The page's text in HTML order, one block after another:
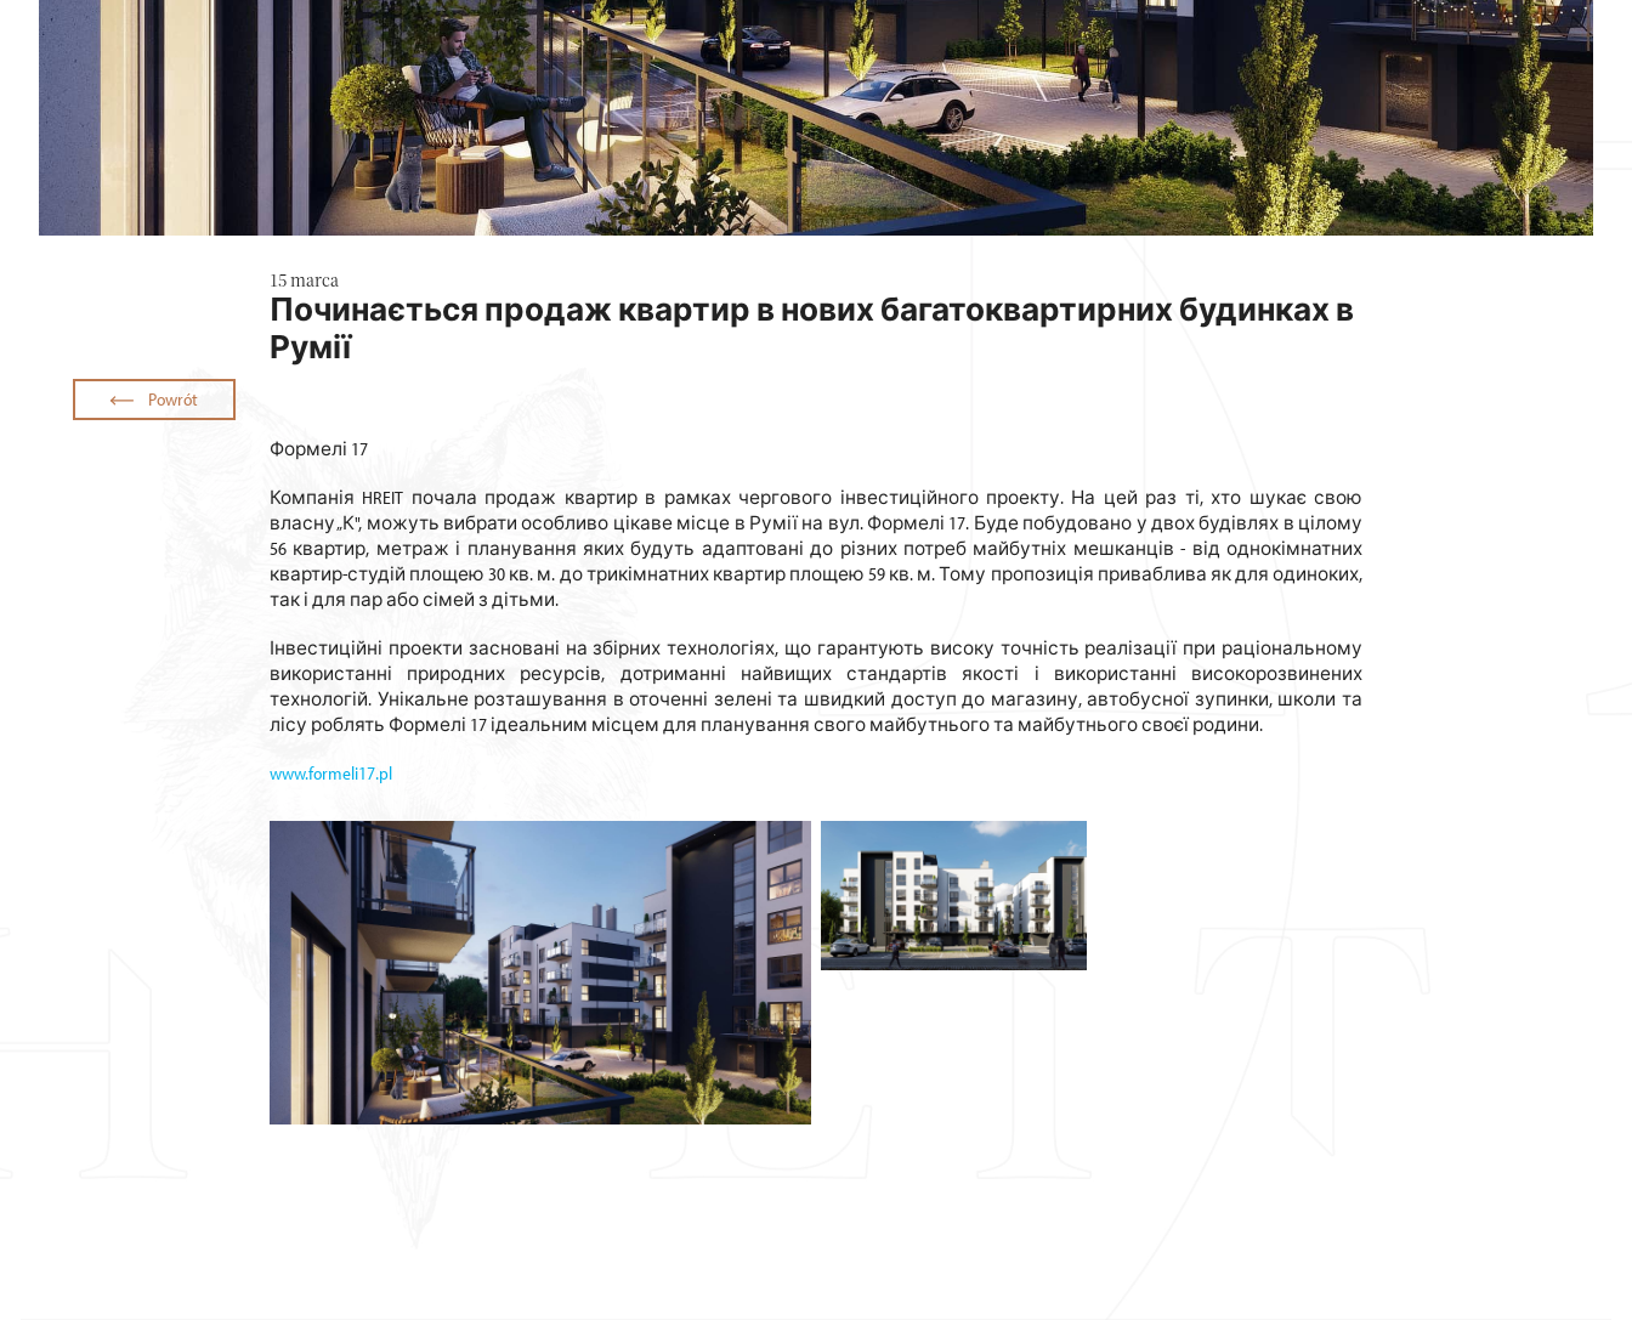
15 marca
Починається продаж квартир в нових багатоквартирних будинках в
Румії
Powrót
Формелі 17
Компанія HREIT почала продаж квартир в рамках чергового інвестиційного проекту. На цей раз ті, хто шукає свою
власну „К", можуть вибрати особливо цікаве місце в Румії на вул. Формелі 17. Буде побудовано у двох будівлях в цілому
56 квартир, метраж і планування яких будуть адаптовані до різних потреб майбутніх мешканців - від однокімнатних
квартир-студій площею 30 кв. м. до трикімнатних квартир площею 59 кв. м. Тому пропозиція приваблива як для одиноких,
так і для пар або сімей з дітьми.
Інвестиційні проекти засновані на збірних технологіях, що гарантують високу точність реалізації при раціональному
використанні природних ресурсів, дотриманні найвищих стандартів якості і використанні високорозвинених
технологій. Унікальне розташування в оточенні зелені та швидкий доступ до магазину, автобусної зупинки, школи та
лісу роблять Формелі 17 ідеальним місцем для планування свого майбутнього та майбутнього своєї родини.
www.formeli17.pl